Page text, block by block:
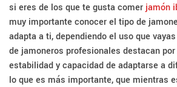
si eres de los que te gusta comer jamón
muy importante conocer el tipo de
adapta a ti, dependiendo el uso que
de jamoneros profesionales destacan
estabilidad y capacidad de adaptarse a
lo que es más importante, que mientras